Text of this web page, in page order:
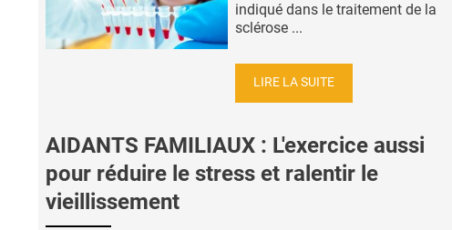
indiqué dans le traitement de la
sclérose ...
LIRE LA SUITE
AIDANTS FAMILIAUX : L'exercice aussi
pour réduire le stress et ralentir le
vieillissement